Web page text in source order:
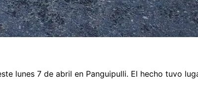
lunes 7 de abril en Panguipulli. El hecho tuvo